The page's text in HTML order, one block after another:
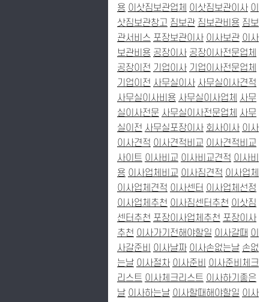
용 이삿짐보관업체 이삿짐보관이사 이
삿짐보관창고 짐보관 짐보관비용 짐보
관서비스 포장보관이사 이사보관 이사
보관비용 공장이사 공장이사전문업체
공장이전 기업이사 기업이사전문업체
기업이전 사무실이사 사무실이사견적
사무실이사비용 사무실이사업체 사무
실이사전문 사무실이사전문업체 사무
실이전 사무실포장이사 회사이사 이사
이사견적 이사견적비교 이사견적비교
사이트 이사비교 이사비교견적 이사비
용 이사업체비교 이사짐견적 이사업체
이사업체견적 이사센터 이사업체선정
이사업체추천 이사짐센터추천 이삿짐
센터추천 포장이사업체추천 포장이사
추천 이사가기전해야할일 이사갈때 이
사갈준비
이사날짜 이사손없는날 손없
는날 이사절차 이사준비
이사준비체크
리스트 이사체크리스트 이사하기좋은
날 이사하는날 이사할때해야할일 이사